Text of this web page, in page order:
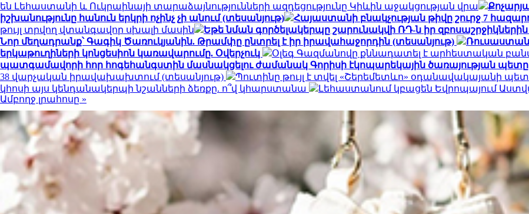
են Լեհաստանի և Ուկրաինայի տարաձայնությունների ազդեցությունը Կիևին աջակցության վրա
իշխանությունը հանուն երկրի ոչինչ չի անում (տեսանյութ)
Հայաստանի բնակչության թիվը շուրջ 7
թույլ տրվող վտանգավոր սխալի մասին
Եթե նման գործելակերպը շարունակվի ՌԴ-ն իր
Նոր մեղադրանք՝ Գագիկ Ծառուկյանին. Թրամփը ընտրել է իր իրավահաջորդին (տեսանյութ)
երկաթուղիների կոնցեսիոն կառավարումը. Օվերչուկ
Օլեգ Գազմանովը քննադատել է արհեստական
պատգամավորի հոր հոգեհանգստին մասնակցելու ժամանակ Գորիսի էկոպարեկային ծառայության
38 վարչական իրավախախտում (տեսանյութ)
Պուտինը թույլ է տվել «Շերեմետևո» օդանավակայանի
կհոսի այս կենդանակերպի նշանների ձեռքը. ո՞վ կհարստանա
Լեհաստանում կբացեն Եվրոպայում
Ամբողջ լրահոսը »